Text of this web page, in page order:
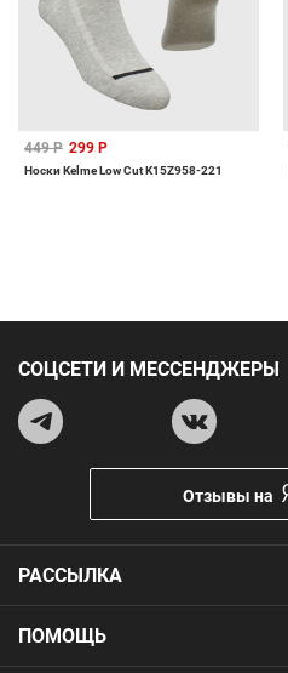
449 Р 299 Р
Носки Kelme Low Cut K15Z958-221
ПОМОЩЬ
РАССЫЛКА
СОЦСЕТИ И МЕССЕНДЖЕРЫ
Отзывы на